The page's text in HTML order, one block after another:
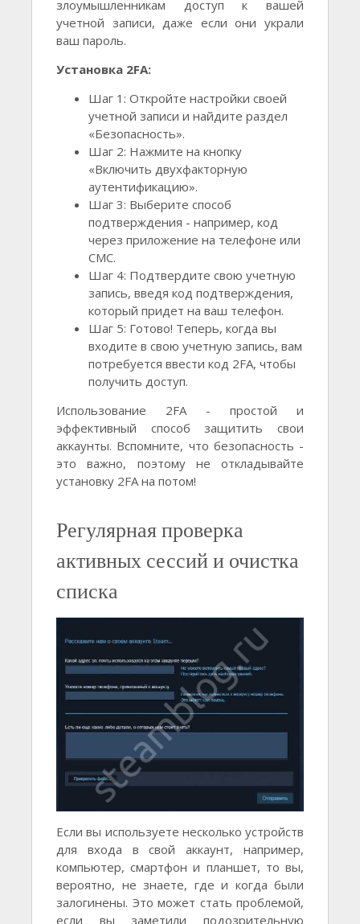
злоумышленникам доступ к вашей
учетной записи, даже если они украли
ваш пароль.
Установка 2FA:
Шаг 1: Откройте настройки своей
учетной записи и найдите раздел
«Безопасность».
Шаг 2: Нажмите на кнопку
«Включить двухфакторную
аутентификацию».
Шаг 3: Выберите способ
подтверждения - например, код
через приложение на телефоне или
СМС.
Шаг 4: Подтвердите свою учетную
запись, введя код подтверждения,
который придет на ваш телефон.
Шаг 5: Готово! Теперь, когда вы
входите в свою учетную запись, вам
потребуется ввести код 2FA, чтобы
получить доступ.
Использование 2FA - простой и
эффективный способ защитить свои
аккаунты. Вспомните, что безопасность -
это важно, поэтому не откладывайте
установку 2FA на потом!
Регулярная проверка
активных сессий и очистка
списка
Если вы используете несколько устройств
для входа в свой аккаунт, например,
компьютер, смартфон и планшет, то вы,
вероятно, не знаете, где и когда были
залогинены. Это может стать проблемой,
если вы заметили подозрительную